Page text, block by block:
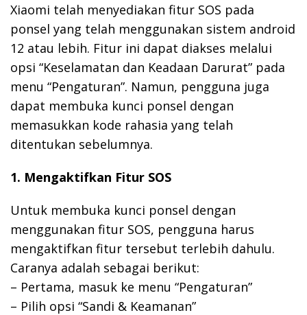
Xiaomi telah menyediakan fitur SOS pada
ponsel yang telah menggunakan sistem android
12 atau lebih. Fitur ini dapat diakses melalui
opsi “Keselamatan dan Keadaan Darurat” pada
menu “Pengaturan”. Namun, pengguna juga
dapat membuka kunci ponsel dengan
memasukkan kode rahasia yang telah
ditentukan sebelumnya.
1. Mengaktifkan Fitur SOS
Untuk membuka kunci ponsel dengan
menggunakan fitur SOS, pengguna harus
mengaktifkan fitur tersebut terlebih dahulu.
Caranya adalah sebagai berikut:
– Pertama, masuk ke menu “Pengaturan”
– Pilih opsi “Sandi & Keamanan”